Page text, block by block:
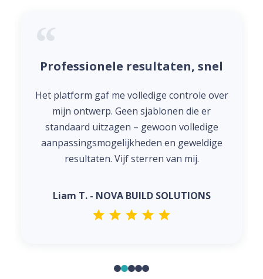
Professionele resultaten, snel
Het platform gaf me volledige controle over
mijn ontwerp. Geen sjablonen die er
standaard uitzagen – gewoon volledige
aanpassingsmogelijkheden en geweldige
resultaten. Vijf sterren van mij.
Liam T. - NOVA BUILD SOLUTIONS